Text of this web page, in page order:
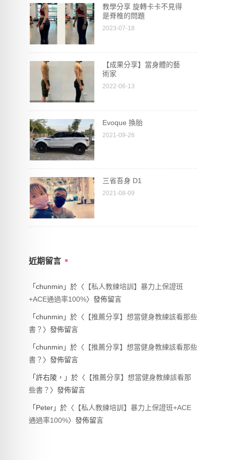
教學分享 旋轉卡卡不見得
是脊椎的問題
2023-07-18
【成果分享】當身體的藝
術家
2022-06-13
Evoque 換胎
2021-09-26
三省吾身 D1
2021-08-09
近期留言
「chunmin 」於〈 【私人教練培訓】暴力上保證班
+ACE通過率100%〉發佈留言
「chunmin 」於〈 【推薦分享】想當健身教練該看那些
書？ 〉發佈留言
「chunmin 」於〈 【推薦分享】想當健身教練該看那些
書？ 〉發佈留言
「許右陵， 」於〈 【推薦分享】想當健身教練該看那
些書？ 〉發佈留言
「 Peter」於〈 【私人教練培訓】暴力上保證班+ACE
通過率100%〉發佈留言